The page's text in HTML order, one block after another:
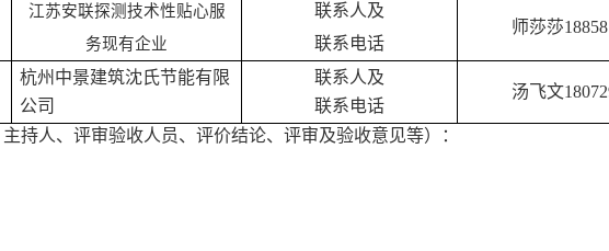
江苏安联探测技术性贴心服
务现有企业
联系人及
联系电话
师莎莎
杭州中景建筑沈氏节能有限
公司
联系人及
联系电话
汤飞文
持人、评审验收人员、评价结论、评审及验收意见等）：